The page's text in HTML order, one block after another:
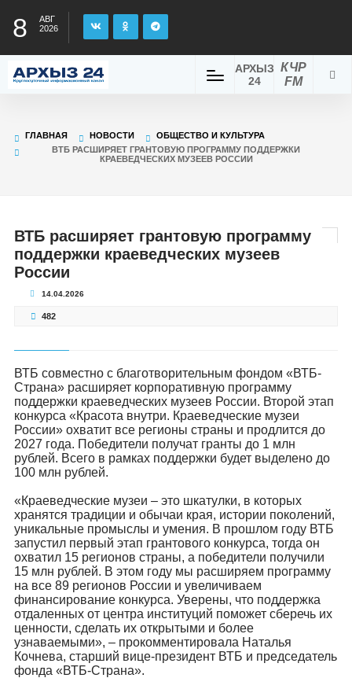
8
АВГ
2026
КЧР
FM
АРХЫЗ
24
ГЛАВНАЯ НОВОСТИ
ОБЩЕСТВО И КУЛЬТУРА
ВТБ РАСШИРЯЕТ ГРАНТОВУЮ ПРОГРАММУ ПОДДЕРЖКИ
КРАЕВЕДЧЕСКИХ МУЗЕЕВ РОССИИ
ВТБ расширяет грантовую программу
поддержки краеведческих музеев
России
14.04.2026
482
ВТБ совместно с благотворительным фондом «ВТБ-
Страна» расширяет корпоративную программу
поддержки краеведческих музеев России. Второй этап
конкурса «Красота внутри. Краеведческие музеи
России» охватит все регионы страны и продлится до
2027 года. Победители получат гранты до 1 млн
рублей. Всего в рамках поддержки будет выделено до
100 млн рублей.
«Краеведческие музеи – это шкатулки, в которых
хранятся традиции и обычаи края, истории поколений,
уникальные промыслы и умения. В прошлом году ВТБ
запустил первый этап грантового конкурса, тогда он
охватил 15 регионов страны, а победители получили
15 млн рублей. В этом году мы расширяем программу
на все 89 регионов России и увеличиваем
финансирование конкурса. Уверены, что поддержка
отдаленных от центра институций поможет сберечь их
ценности, сделать их открытыми и более
узнаваемыми», – прокомментировала Наталья
Кочнева, старший вице-президент ВТБ и председатель
фонда «ВТБ-Страна».